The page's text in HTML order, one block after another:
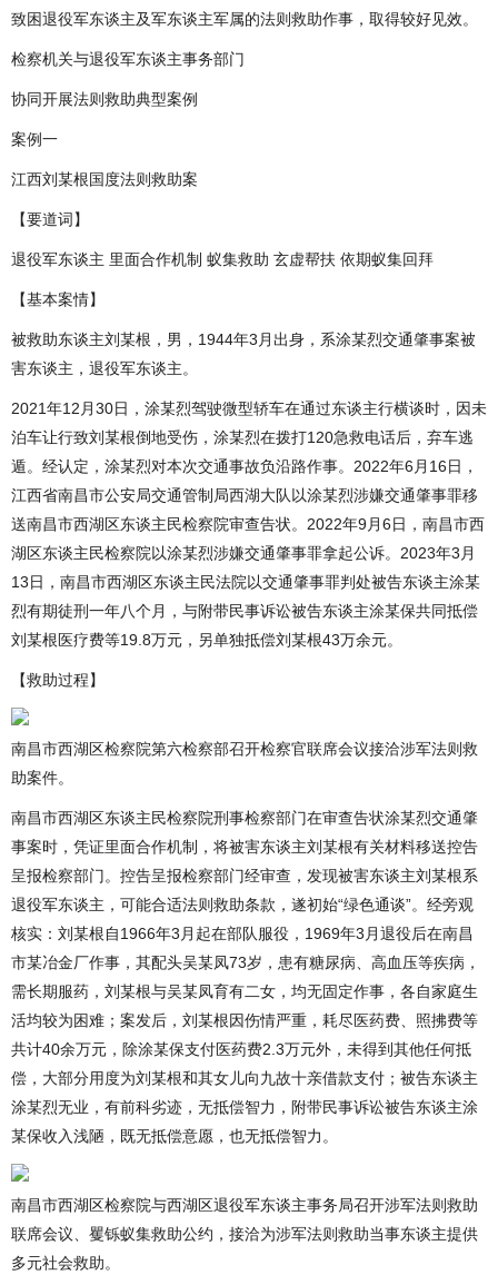
致困退役军东谈主及军东谈主军属的法则救助作事，取得较好见效。
检察机关与退役军东谈主事务部门
协同开展法则救助典型案例
案例一
江西刘某根国度法则救助案
【要道词】
退役军东谈主 里面合作机制 蚁集救助 玄虚帮扶 依期蚁集回拜
【基本案情】
被救助东谈主刘某根，男，1944年3月出身，系涂某烈交通肇事案被
害东谈主，退役军东谈主。
2021年12月30日，涂某烈驾驶微型轿车在通过东谈主行横谈时，因未
泊车让行致刘某根倒地受伤，涂某烈在拨打120急救电话后，弃车逃
遁。经认定，涂某烈对本次交通事故负沿路作事。2022年6月16日，
江西省南昌市公安局交通管制局西湖大队以涂某烈涉嫌交通肇事罪移
送南昌市西湖区东谈主民检察院审查告状。2022年9月6日，南昌市西
湖区东谈主民检察院以涂某烈涉嫌交通肇事罪拿起公诉。2023年3月
13日，南昌市西湖区东谈主民法院以交通肇事罪判处被告东谈主涂某
烈有期徒刑一年八个月，与附带民事诉讼被告东谈主涂某保共同抵偿
刘某根医疗费等19.8万元，另单独抵偿刘某根43万余元。
【救助过程】
南昌市西湖区检察院第六检察部召开检察官联席会议接洽涉军法则救
助案件。
南昌市西湖区东谈主民检察院刑事检察部门在审查告状涂某烈交通肇
事案时，凭证里面合作机制，将被害东谈主刘某根有关材料移送控告
呈报检察部门。控告呈报检察部门经审查，发现被害东谈主刘某根系
退役军东谈主，可能合适法则救助条款，遂初始“绿色通谈”。经旁观
核实：刘某根自1966年3月起在部队服役，1969年3月退役后在南昌
市某冶金厂作事，其配头吴某凤73岁，患有糖尿病、高血压等疾病，
需长期服药，刘某根与吴某凤育有二女，均无固定作事，各自家庭生
活均较为困难；案发后，刘某根因伤情严重，耗尽医药费、照拂费等
共计40余万元，除涂某保支付医药费2.3万元外，未得到其他任何抵
偿，大部分用度为刘某根和其女儿向九故十亲借款支付；被告东谈主
涂某烈无业，有前科劣迹，无抵偿智力，附带民事诉讼被告东谈主涂
某保收入浅陋，既无抵偿意愿，也无抵偿智力。
南昌市西湖区检察院与西湖区退役军东谈主事务局召开涉军法则救助
联席会议、矍铄蚁集救助公约，接洽为涉军法则救助当事东谈主提供
多元社会救助。